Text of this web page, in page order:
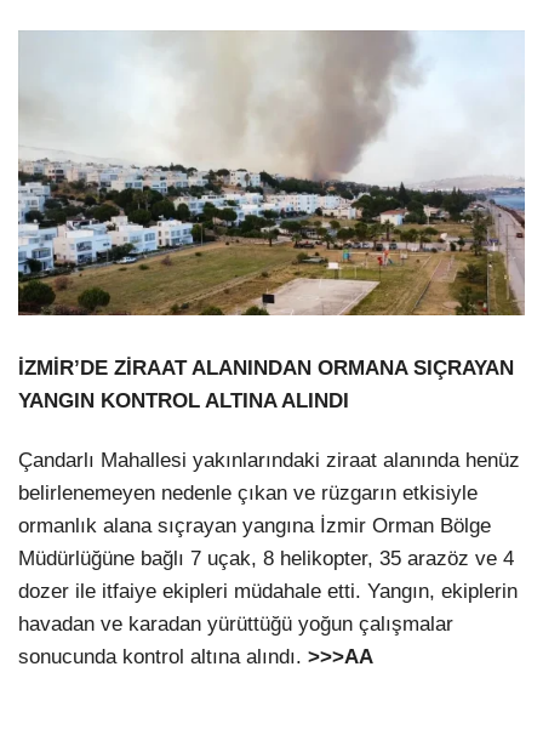
İZMİR’DE ZİRAAT ALANINDAN ORMANA SIÇRAYAN
YANGIN KONTROL ALTINA ALINDI
Çandarlı Mahallesi yakınlarındaki ziraat alanında henüz
belirlenemeyen nedenle çıkan ve rüzgarın etkisiyle
ormanlık alana sıçrayan yangına İzmir Orman Bölge
Müdürlüğüne bağlı 7 uçak, 8 helikopter, 35 arazöz ve 4
dozer ile itfaiye ekipleri müdahale etti. Yangın, ekiplerin
havadan ve karadan yürüttüğü yoğun çalışmalar
sonucunda kontrol altına alındı. >>>AA